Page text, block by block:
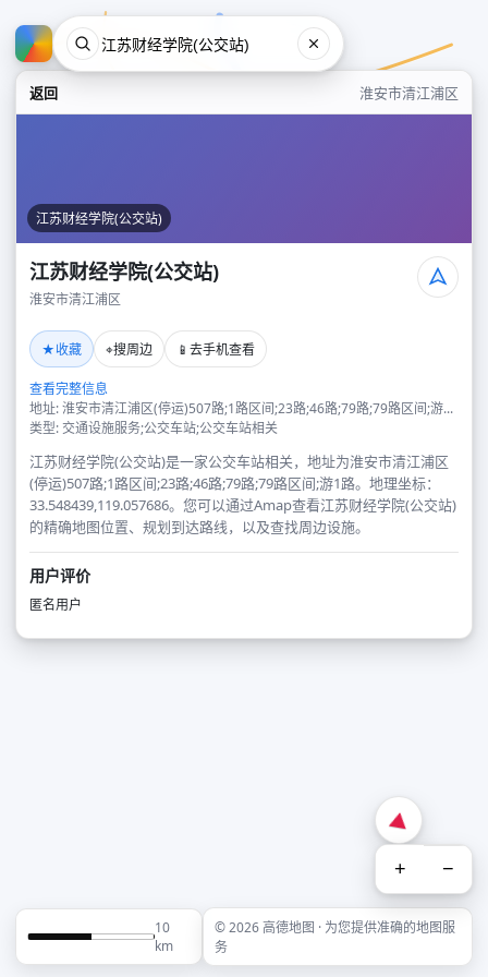
返回 淮安市清江浦区
江苏财经学院(公交站)
江苏财经学院(公交站)
淮安市清江浦区
★收藏 ⌖搜周边 📱 去手机查看
查看完整信息
地址: 淮安市清江浦区(停运)507路;1路区间;23路;46路;79路;79路区间;游...
类型: 交通设施服务;公交车站;公交车站相关
江苏财经学院(公交站)是一家公交车站相关，地址为淮安市清江浦区
(停运)507路;1路区间;23路;46路;79路;79路区间;游1路。地理坐标：
33.548439,119.057686。您可以通过Amap查看江苏财经学院(公交站)
的精确地图位置、规划到达路线，以及查找周边设施。
用户评价
匿名用户
+ −
10
km
© 2026 高德地图 · 为您提供准确的地图服
务